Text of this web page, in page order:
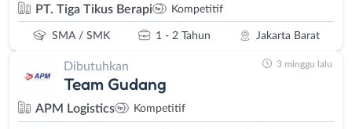
PT. Tiga Tikus Berapi Kompetitif
SMA / SMK 1 - 2 Tahun Jakarta Barat
Dibutuhkan
Team Gudang
APM Logistics Kompetitif
3 minggu lalu